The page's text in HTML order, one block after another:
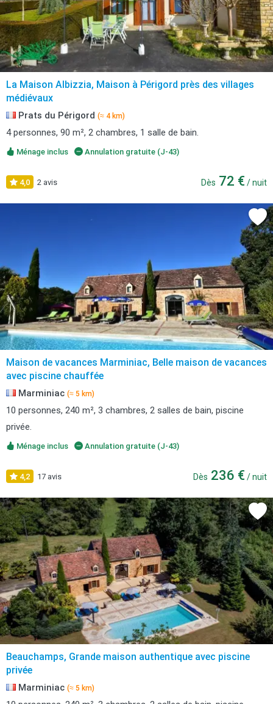
La Maison Albizzia, Maison à Périgord près des villages
médiévaux
Prats du Périgord (≈ 4 km)
4 personnes, 90 m², 2 chambres, 1 salle de bain.
Ménage inclus Annulation gratuite (J-43)
4,0 2 avis Dès 72 € / nuit
Maison de vacances Marminiac, Belle maison de vacances
avec piscine chauffée
Marminiac (≈ 5 km)
10 personnes, 240 m², 3 chambres, 2 salles de bain, piscine
privée.
Ménage inclus Annulation gratuite (J-43)
4,2 17 avis Dès 236 € / nuit
Beauchamps, Grande maison authentique avec piscine
privée
Marminiac (≈ 5 km)